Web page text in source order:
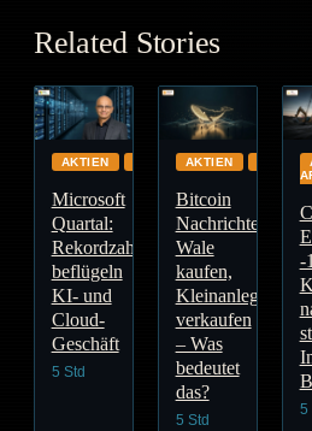
Related Stories
AKTIEN
Microsoft
Quartal:
Rekordzahlen
beflügeln
KI- und
Cloud-
Geschäft
5 Std
AKTIEN GLOBAL
Bitcoin
Nachrichten:
Wale
kaufen,
Kleinanleger
verkaufen
– Was
bedeutet
das?
5 Std
-
5